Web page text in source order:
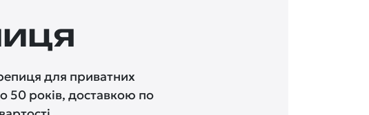
для приватних
50 років, доставкою по